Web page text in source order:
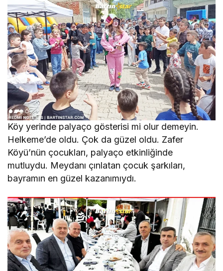
Köy yerinde palyaço gösterisi mi olur demeyin.
Helkeme’de oldu. Çok da güzel oldu. Zafer
Köyü’nün çocukları, palyaço etkinliğinde
mutluydu. Meydanı çınlatan çocuk şarkıları,
bayramın en güzel kazanımıydı.